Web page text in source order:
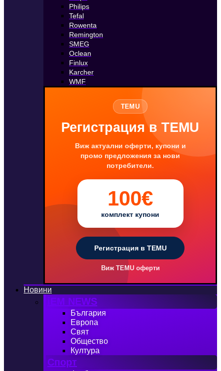
Philips
Tefal
Rowenta
Remington
SMEG
Oclean
Finlux
Karcher
WMF
TEMU
Регистрация в TEMU
Виж актуални оферти, купони и
промо предложения за нови
потребители.
100€
комплект купони
Регистрация в TEMU
Виж TEMU оферти
Новини
iEM NEWS
България
Европа
Свят
Общество
Култура
Спорт